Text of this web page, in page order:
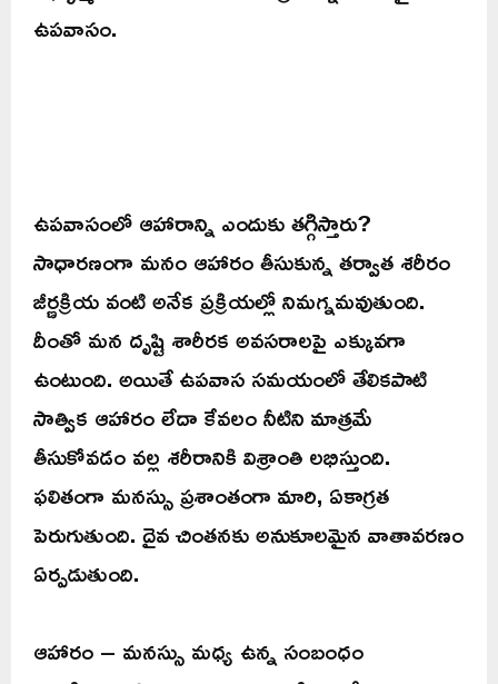
ఉపవాసం.
ఉపవాసంలో ఆహారాన్ని ఎందుకు తగ్గిస్తారు?
సాధారణంగా మనం ఆహారం తీసుకున్న తర్వాత శరీరం
జీర్ణక్రియ వంటి అనేక ప్రక్రియల్లో నిమగ్నమవుతుంది.
దీంతో మన దృష్టి శారీరక అవసరాలపై ఎక్కువగా
ఉంటుంది. అయితే ఉపవాస సమయంలో తేలికపాటి
సాత్విక ఆహారం లేదా కేవలం నీటిని మాత్రమే
తీసుకోవడం వల్ల శరీరానికి విశ్రాంతి లభిస్తుంది.
ఫలితంగా మనస్సు ప్రశాంతంగా మారి, ఏకాగ్రత
పెరుగుతుంది. దైవ చింతనకు అనుకూలమైన వాతావరణం
ఏర్పడుతుంది.
ఆహారం – మనస్సు మధ్య ఉన్న సంబంధం